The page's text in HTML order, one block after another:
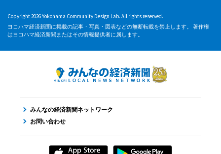
Copyright 2026 Yokohama Community Design Lab. All rights reserved.
ヨコハマ経済新聞に掲載の記事・写真・図表などの無断転載を禁止します。 著作権
はヨコハマ経済新聞またはその情報提供者に属します。
みんなの経済新聞ネットワーク
お問い合わせ